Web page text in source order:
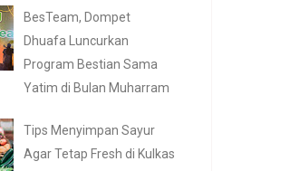
BesTeam, Dompet
Dhuafa Luncurkan
Program Bestian Sama
Yatim di Bulan Muharram
Tips Menyimpan Sayur
Agar Tetap Fresh di Kulkas